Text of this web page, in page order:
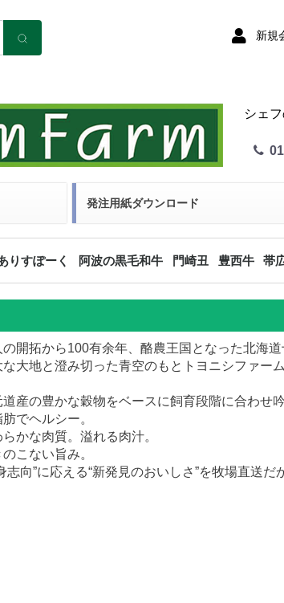
新規
シェ
発注用紙ダウンロード
りすぽーく
精肉
加工品
阿波の黒毛和牛
精肉
ホルモン
加工品
門崎丑
精肉
ホルモン
加工品
豊西牛
精肉
ホルモン
加工品
帯
精
ホ
の開拓から100有余年、酪農王国となった北海道
な大地と澄み切った青空のもとトヨニシファー
道産の豊かな穀物をベースに飼育段階に合わせ
でヘルシー。
かな肉質。溢れる肉汁。
こない旨み。
志向”に応える“新発見のおいしさ”を牧場直送